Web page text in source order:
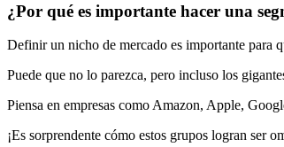
¿Por qué es importante hacer una
Definir un nicho de mercado es importante para
Puede que no lo parezca, pero incluso los
Piensa en empresas como Amazon, Apple,
¡Es sorprendente cómo estos grupos logran ser